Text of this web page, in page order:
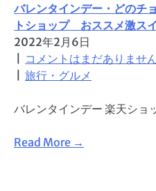
バレンタインデー・どのチ
トショップ おススメ激ス
2022年2月6日
コメントはまだありませ
旅行・グルメ
バレンタインデー 楽天シ
Read More →